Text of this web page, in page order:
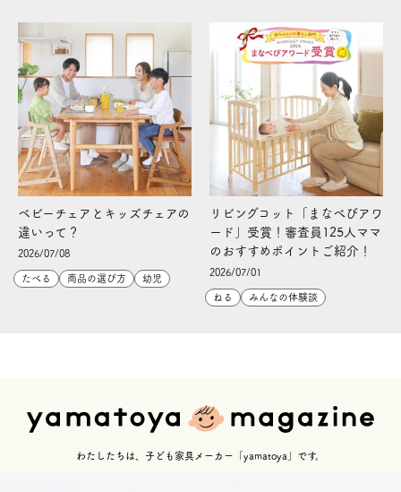
ベビーチェアとキッズチェアの
違いって？
2026/07/08
たべる
商品の選び方 幼児
リビングコット「まなべびアワ
ード」受賞！審査員125人ママ
のおすすめポイントご紹介！
2026/07/01
ねる
みんなの体験談
わたしたちは、子ども家具メーカー「yamatoya」です。